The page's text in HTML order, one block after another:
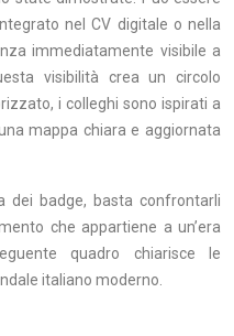
nel CV digitale o nella
immediatamente visibile a
visibilità crea un circolo
i colleghi sono ispirati a
mappa chiara e aggiornata
dei badge, basta confrontarli
che appartiene a un’era
quadro chiarisce le
italiano moderno.